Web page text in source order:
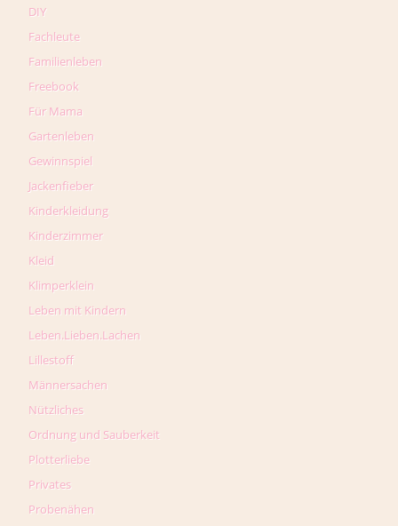
DIY
Fachleute
Familienleben
Freebook
Für Mama
Gartenleben
Gewinnspiel
Jackenfieber
Kinderkleidung
Kinderzimmer
Kleid
Klimperklein
Leben mit Kindern
Leben.Lieben.Lachen
Lillestoff
Männersachen
Nützliches
Ordnung und Sauberkeit
Plotterliebe
Privates
Probenähen